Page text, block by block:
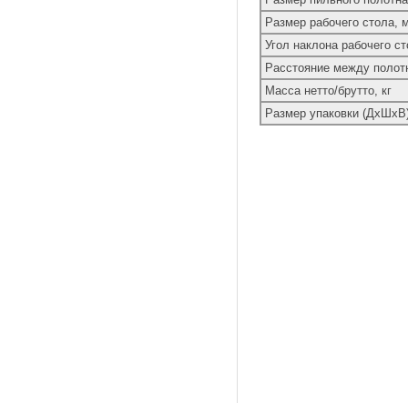
Размер рабочего стола,
Угол наклона рабочего
Расстояние между
Масса нетто/брутто, кг
Размер упаковки